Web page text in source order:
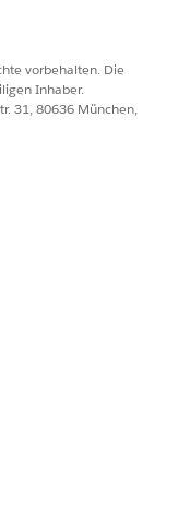
vorbehalten. Die
Inhaber.
31, 80636 München,